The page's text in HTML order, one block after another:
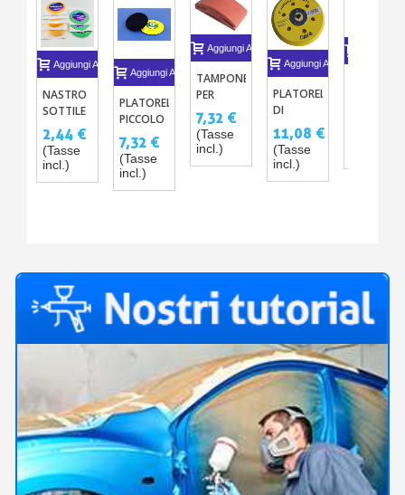
Aggiungi Al Carrello
NASTRO
SOTTILE
ADESIVO
X1
2,44 €
(Tasse
incl.)
Aggiungi Al Carrello
PLATORELLO
PICCOLO
PER
DISCO
ABRASIVO
75MM
7,32 €
(Tasse
incl.)
Aggiungi Al Carrello
TAMPONE
PER
LEVIGATURA
7,32 €
(Tasse
incl.)
Aggiungi Al Carrello
PLATORELLO
DI
SUPPORTO
PER
DISCO
ABRASIVO
11,08 €
(Tasse
incl.)